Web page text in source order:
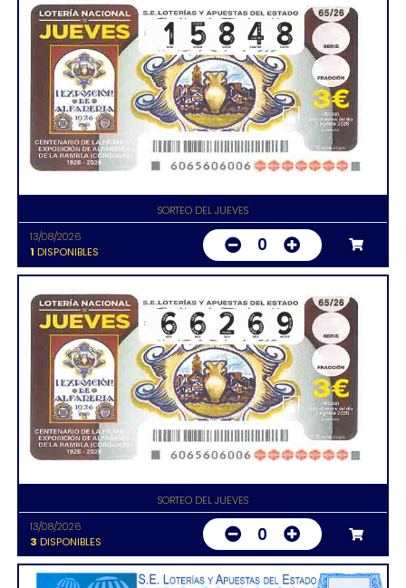
SORTEO DEL JUEVES
13/08/2026
1 DISPONIBLES 0
SORTEO DEL JUEVES
13/08/2026
3 DISPONIBLES 0